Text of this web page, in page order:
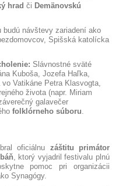
hrad či Demänovskú
budú návštevy zariadení ako
Spišská katolícka
Slávnostné sväté
Kuboša, Jozefa Haľka,
Vatikáne Petra Klasvogta,
života (napr. Miriam
galavečer
folklórneho súboru.
oficiálnu záštitu primátor
, ktorý vyjadril festivalu plnú
pomoc pri organizácii
Synagógy.